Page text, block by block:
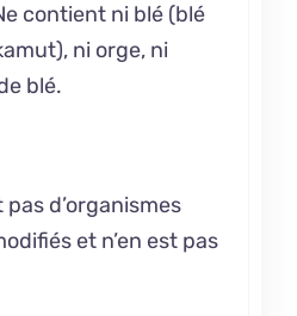
contient ni blé (blé
ni orge, ni
blé.
d’organismes
et n’en est pas